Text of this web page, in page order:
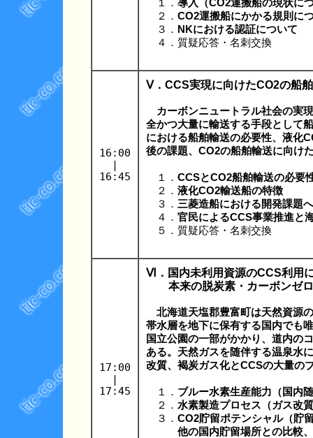
１． 導入（CO2運搬船の現状に
２． CO2運搬船にかかる規則に
３． NKにおける認証について
４．質疑応答・名刺交換
16:00
|
16:45
Ⅴ．CCS実現に向けたCO2の船
カーボンニュートラル社会の実
全かつ大量に輸送する手段として
における船舶輸送の必要性、液化
後の課題、CO2の船舶輸送に向け
１． CCSとCO2船舶輸送の必要
２． 液化CO2輸送船の特徴
３． 三菱造船における開発課題
４． 官民によるCCS事業推進と
５．質疑応答・名刺交換
17:00
|
17:45
Ⅵ．国内未利用資源のCCS利用
本来の脱炭素・カーボンゼロ
北海道天塩郡豊富町は天然資源
帯水層を地下に保有する国内でも
国立公園の一部がかかり、道内の
ある。天然ガスを随伴する温泉水
改質、褐炭ガス化とCCSの大量の
１． ブルー水素生産能力（国内
２． 水素製造プロセス（ガス改
３． CO2貯留ポテンシャル（貯
他の国内貯留場所との比較、